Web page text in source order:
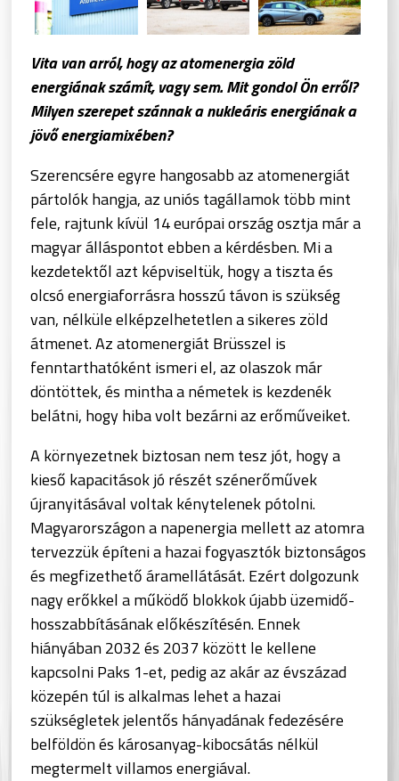
Vita van arról, hogy az atomenergia zöld
energiának számít, vagy sem. Mit gondol Ön erről?
Milyen szerepet szánnak a nukleáris energiának a
jövő energiamixében?
Szerencsére egyre hangosabb az atomenergiát
pártolók hangja, az uniós tagállamok több mint
fele, rajtunk kívül 14 európai ország osztja már a
magyar álláspontot ebben a kérdésben. Mi a
kezdetektől azt képviseltük, hogy a tiszta és
olcsó energiaforrásra hosszú távon is szükség
van, nélküle elképzelhetetlen a sikeres zöld
átmenet. Az atomenergiát Brüsszel is
fenntarthatóként ismeri el, az olaszok már
döntöttek, és mintha a németek is kezdenék
belátni, hogy hiba volt bezárni az erőműveiket.
A környezetnek biztosan nem tesz jót, hogy a
kieső kapacitások jó részét szénerőművek
újranyitásával voltak kénytelenek pótolni.
Magyarországon a napenergia mellett az atomra
tervezzük építeni a hazai fogyasztók biztonságos
és megfizethető áramellátását. Ezért dolgozunk
nagy erőkkel a működő blokkok újabb üzemidő-
hosszabbításának előkészítésén. Ennek
hiányában 2032 és 2037 között le kellene
kapcsolni Paks 1-et, pedig az akár az évszázad
közepén túl is alkalmas lehet a hazai
szükségletek jelentős hányadának fedezésére
belföldön és károsanyag-kibocsátás nélkül
megtermelt villamos energiával.